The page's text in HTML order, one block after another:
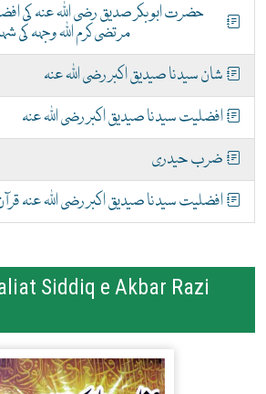
حضرت ابوبکر صدیق رضی اللہ عنہ کی
مرتضی کرم اللہ وجہہ کی
شان سیدنا صیدیق اکبر رضی اللہ عنہ
افضلیت سیدنا صیدیق اکبر رضی اللہ عنہ
ضرب حیدری
افضلیت سیدنا صیدیق اکبر رضی اللہ عنہ
Siddiq e Akbar Razi